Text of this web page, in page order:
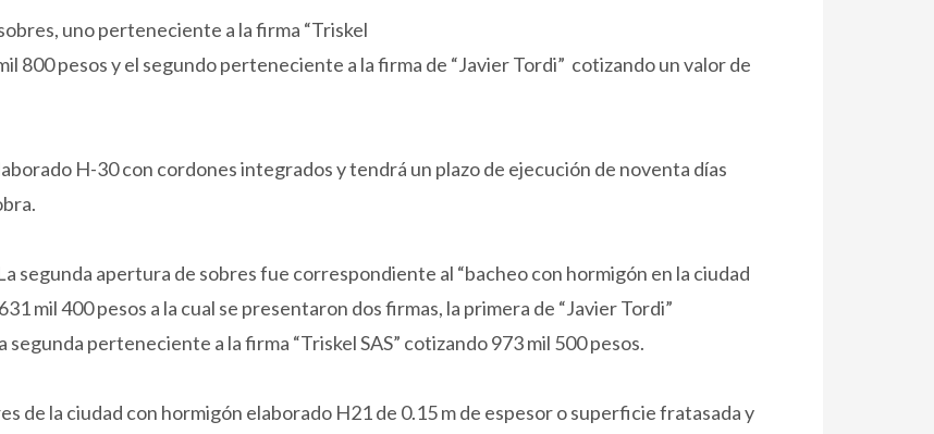
uno perteneciente a la firma “Triskel
800 pesos y el segundo perteneciente a la firma de “Javier Tordi” cotizando un valor de
H-30 con cordones integrados y tendrá un plazo de ejecución de noventa días
segunda apertura de sobres fue correspondiente al “bacheo con hormigón en la ciudad
mil 400 pesos a la cual se presentaron dos firmas, la primera de “Javier Tordi”
segunda perteneciente a la firma “Triskel SAS” cotizando 973 mil 500 pesos.
de la ciudad con hormigón elaborado H21 de 0.15 m de espesor o superficie fratasada y